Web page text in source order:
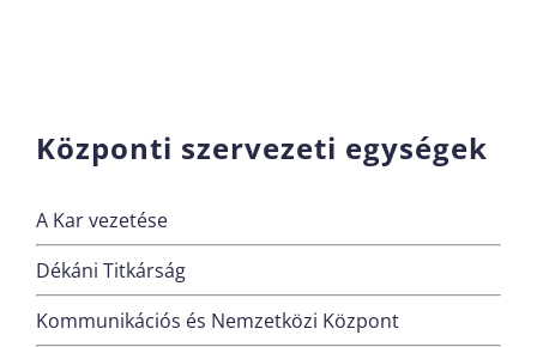
Központi szervezeti egységek
A Kar vezetése
Dékáni Titkárság
Kommunikációs és Nemzetközi Központ